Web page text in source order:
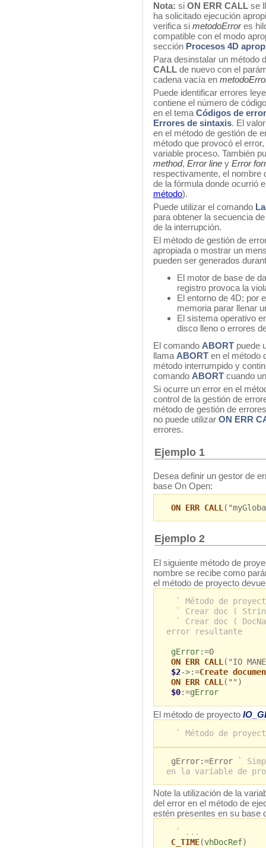
Nota: si ON ERR CALL se
ha solicitado ejecución
verifica si metodoErrores
compatible con el modo
sección Procesos 4D
Para desinstalar un método
CALL de nuevo con el
cadena vacía en
Puede identificar errores
contiene el número de
en el temaCódigos de error
Errores de sintaxis. El
en el método de gestión de
método que provocó el
variable proceso. También
method, Error line y Error
respectivamente, el nombre
de la fórmula donde ocurrió
método).
Puede utilizar el comando
para obtener la secuencia
de la interrupción.
El método de gestión de
apropiada o mostrar un
pueden ser generados
El motor de base de
registro provoca la
El entorno de 4D; por
memoria parar llenar
El sistema operativo
disco lleno o errores
El comando ABORT puede
llamaABORT en el método
método interrumpido y
comando ABORT cuando
Si ocurre un error en el
control de la gestión de
método de gestión de
no puede utilizar ON ERR
errores.
Ejemplo 1
Desea definir un gestor de
base On Open:
ON ERR CALL
Ejemplo 2
El siguiente método de
nombre se recibe como
el método de proyecto
` Método de
` Crear doc (
` Crear doc (
error resultante
gError:=0
ON ERR CALL("IO
$2->:=Create
ON ERR CALL("")
$0:=gError
El método de proyecto
` Método de proyecto
gError:=Error
`
en la variable de
Note la utilización de la
del error en el método de
estén presentes en su base
` ...
C_TIME(vhDocRef)